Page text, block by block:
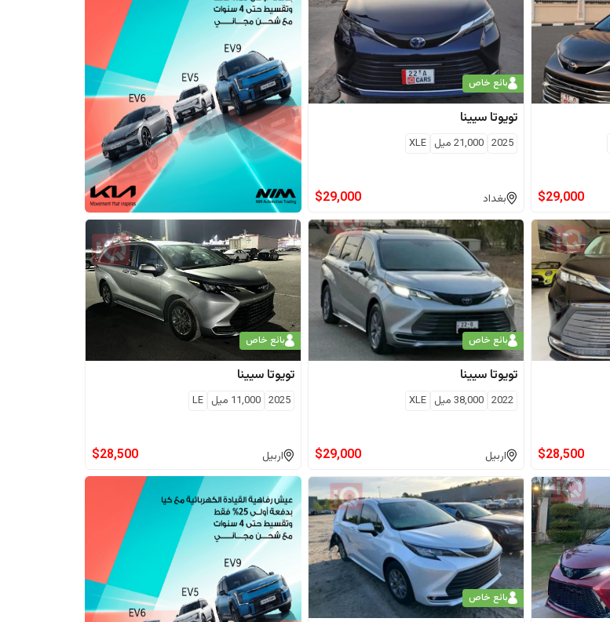
$29,000
بائع خاص
تويوتا سيينا
2025
21,000 ميل XLE
بغداد $29,000
$28,500
بائع خاص
تويوتا سيينا
2022
38,000 ميل XLE
اربيل $29,000
بائع خاص
تويوتا سيينا
2025
11,000 ميل LE
اربيل $28,500
بائع خاص